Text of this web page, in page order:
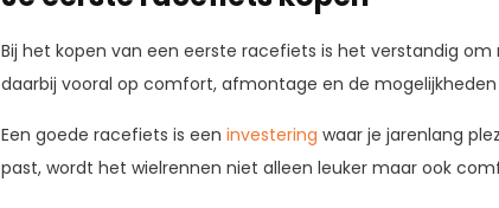
Bij het kopen van een eerste racefiets is het verstandig
daarbij vooral op comfort, afmontage en de
Een goede racefiets is eeninvestering waar je jarenlang
past, wordt het wielrennen niet alleen leuker maar ook